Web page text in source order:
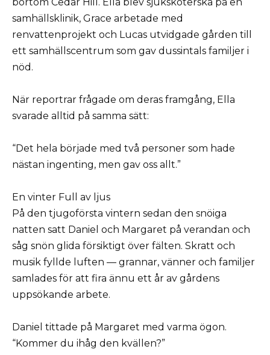
samhällsklinik, Grace arbetade med
renvattenprojekt och Lucas utvidgade gården till
ett samhällscentrum som gav dussintals familjer i
nöd.
När reportrar frågade om deras framgång, Ella
svarade alltid på samma sätt:
“Det hela började med två personer som hade
nästan ingenting, men gav oss allt.”
En vinter Full av ljus
På den tjugoförsta vintern sedan den snöiga
natten satt Daniel och Margaret på verandan och
såg snön glida försiktigt över fälten. Skratt och
musik fyllde luften — grannar, vänner och familjer
samlades för att fira ännu ett år av gårdens
uppsökande arbete.
Daniel tittade på Margaret med varma ögon.
“Kommer du ihåg den kvällen?”